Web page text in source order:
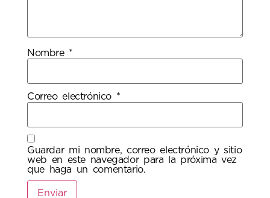
Nombre *
Correo electrónico *
Guardar mi nombre, correo electrónico y sitio
web en este navegador para la próxima vez
que haga un comentario.